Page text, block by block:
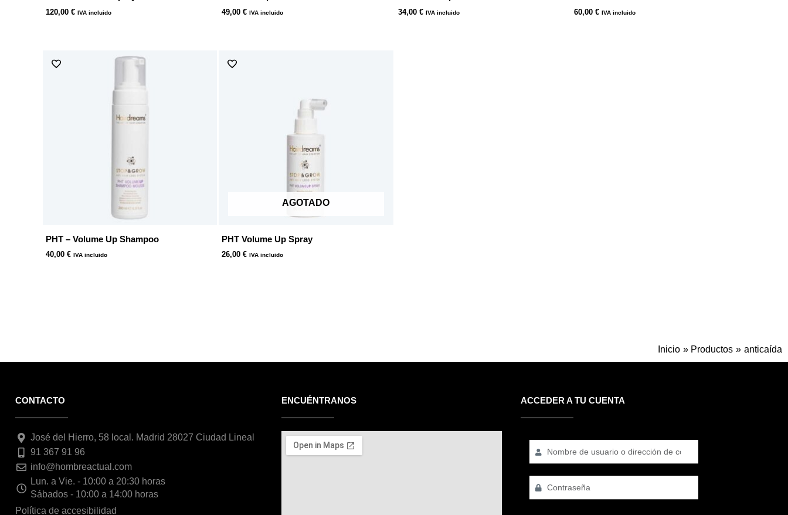
120,00 € IVA incluido 49,00€ IVA incluido 34,00 € IVA incluido 60,00 € IVA incluido
PHT – Volume Up Shampoo
40,00 € IVA incluido
AGOTADO
PHT Volume Up Spray
26,00€ IVA incluido
Inicio Productos anticaída
CONTACTO
José del Hierro, 58 local. Madrid 28027 Ciudad Lineal
91 367 91 96
info@hombreactual.com
Lun. a Vie. - 10:00 a 20:30 horas
Sábados - 10:00 a 14:00 horas
Política de accesibilidad
ENCUÉNTRANOS ACCEDER A TU CUENTA